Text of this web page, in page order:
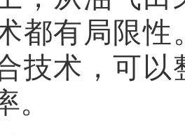
都有局限性
技术，可
。